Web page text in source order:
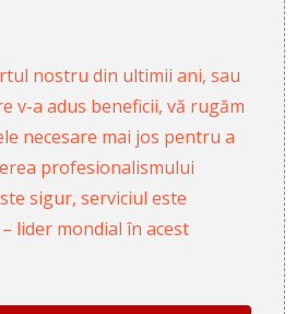
nostru din ultimii ani, sau
v-a adus beneficii, vă rugăm
necesare mai jos pentru a
profesionalismului
sigur, serviciul este
lider mondial în acest